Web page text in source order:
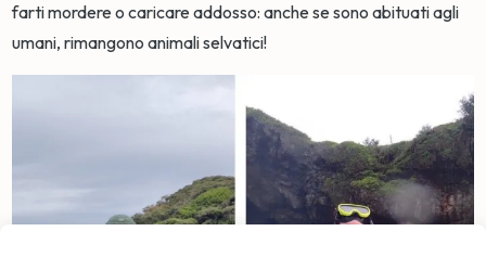
farti mordere o caricare addosso: anche se sono abituati agli
umani, rimangono animali selvatici!